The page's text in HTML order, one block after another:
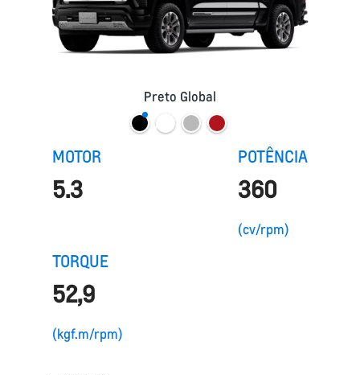
Preto Global
MOTOR
5.3
POTÊNCIA
360
(cv/rpm)
TORQUE
52,9
(kgf.m/rpm)